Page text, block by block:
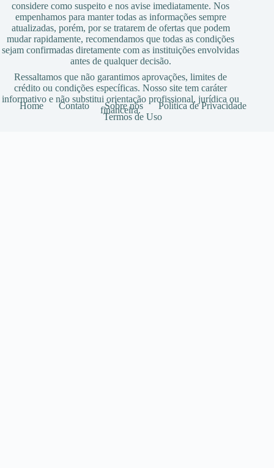
considere como suspeito e nos avise imediatamente. Nos
empenhamos para manter todas as informações sempre
atualizadas, porém, por se tratarem de ofertas que podem
mudar rapidamente, recomendamos que todas as condições
sejam confirmadas diretamente com as instituições envolvidas
antes de qualquer decisão.
Ressaltamos que não garantimos aprovações, limites de
crédito ou condições específicas. Nosso site tem caráter
informativo e não substitui orientação profissional, jurídica ou
financeira.
Home Contato Sobre nós
Política de Privacidade
Termos de Uso